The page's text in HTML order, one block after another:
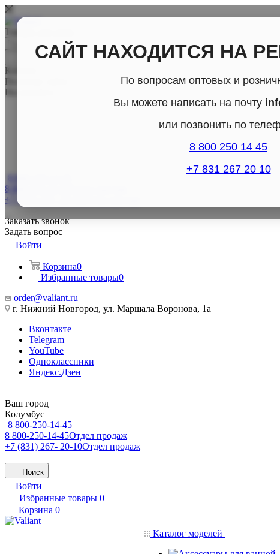
САЙТ НАХОДИТСЯ НА
По вопросам оптовых и
Вы можете написать на почту
или позвонить по
8 800 250 14 45
+7 831 267 20 10
Товары для дома
Каталог
По всему сайту
По каталогу
8 800-250-14-45
+7 (831) 267- 20-10
Заказать звонок
Задать вопрос
Войти
Корзина0
Избранные товары0
order@valiant.ru
г. Нижний Новгород, ул. Маршала Воронова, 1а
Вконтакте
Telegram
YouTube
Одноклассники
Яндекс.Дзен
Ваш город
Колумбус
8 800-250-14-45
8 800-250-14-45Отдел продаж
+7 (831) 267- 20-10Отдел продаж
Поиск
Войти
Избранные товары 0
Корзина 0
Каталог моделей